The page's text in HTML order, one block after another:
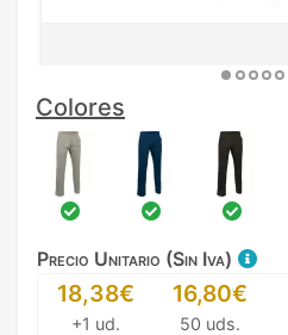
Colores
Precio Unitario (Sin Iva)
18,38€
+1 ud.
16,80€
50 uds.